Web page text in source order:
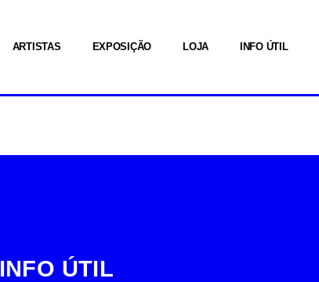
ARTISTAS EXPOSIÇÃO LOJA INFO ÚTIL
INFO ÚTIL